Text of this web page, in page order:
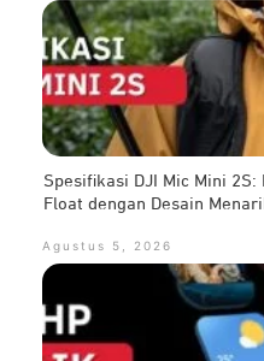
Spesifikasi DJI Mic Mini
Float dengan Desain
Agustus 5, 2026